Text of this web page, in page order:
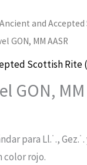
Ancient and
GON, MM AASR
Scottish Rite
GON, MM
para Ll.˙., Gez.˙.
color rojo.